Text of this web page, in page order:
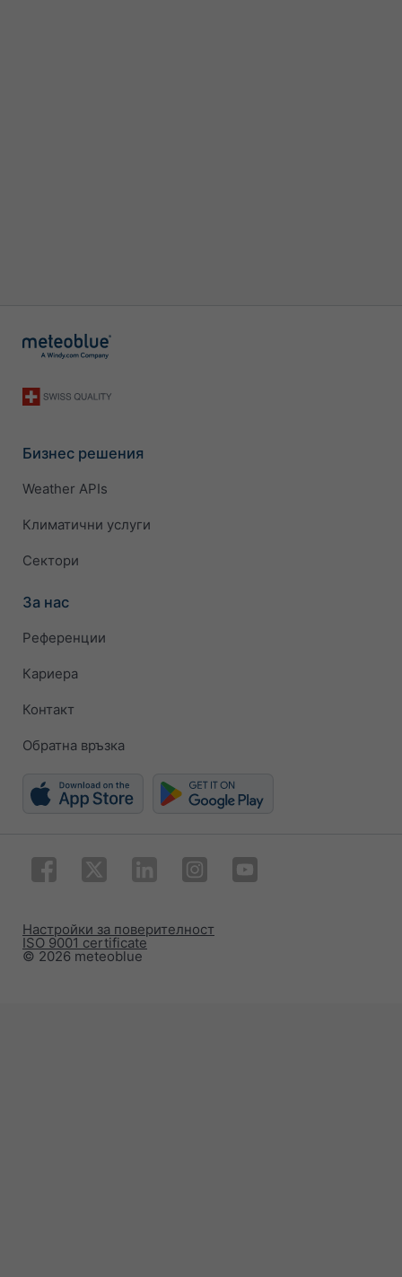
Бизнес решения
Weather APIs
Климатични услуги
Сектори
За нас
Референции
Кариера
Контакт
Обратна връзка
© 2026 meteoblue
ISO 9001 certificate
Настройки за поверителност